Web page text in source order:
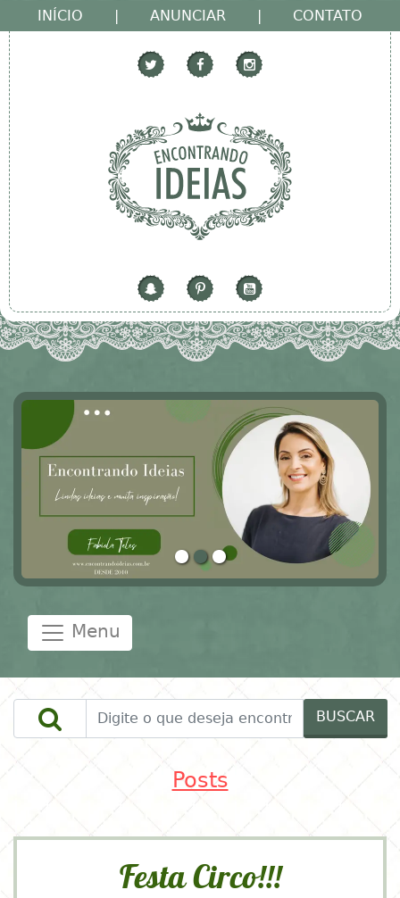
INÍCIO | ANUNCIAR | CONTATO
Menu
BUSCAR
Posts
Festa Circo!!!